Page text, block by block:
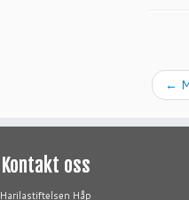
←
Kontakt oss
Harilastiftelsen Håp